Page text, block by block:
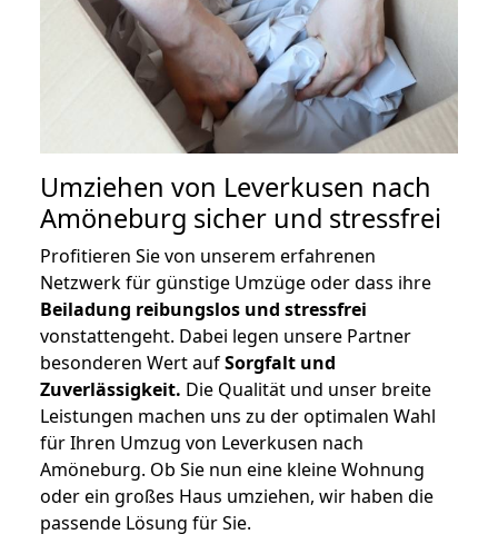
Umziehen von Leverkusen nach
Amöneburg sicher und stressfrei
Profitieren Sie von unserem erfahrenen
Netzwerk für günstige Umzüge oder dass ihre
Beiladung reibungslos und stressfrei
vonstattengeht. Dabei legen unsere Partner
besonderen Wert aufSorgfalt und
Zuverlässigkeit. Die Qualität und unser breite
Leistungen machen uns zu der optimalen Wahl
für Ihren Umzug von Leverkusen nach
Amöneburg. Ob Sie nun eine kleine Wohnung
oder ein großes Haus umziehen, wir haben die
passende Lösung für Sie.